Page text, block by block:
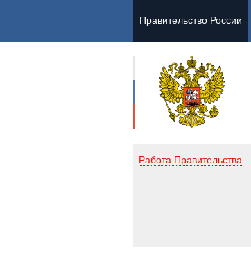
Правительство России
Работа Правительства